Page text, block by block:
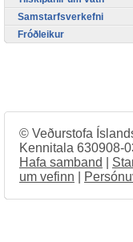
Samstarfsverkefni
Fróðleikur
© Veðurstofa
Kennitala 630908-
Hafa samband
um vefinn